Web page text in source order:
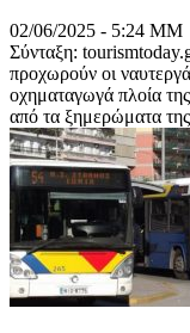
02/06/2025 - 5:24 ΜΜ
Σύνταξη:
προχωρούν οι
οχηματαγωγά πλοία
από τα ξημερώματα